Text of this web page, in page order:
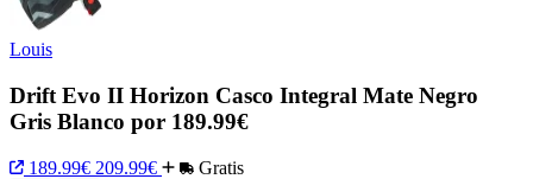
Louis
Drift Evo II Horizon Casco Integral Mate Negro
Gris Blanco por 189.99€
189.99€ 209.99€ Gratis